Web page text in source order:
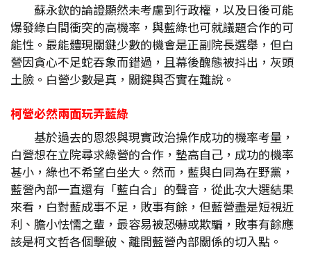
蘇永欽的論證顯然未考慮到行政權，以及日後可能
爆發綠白間衝突的高機率，與藍綠也可就議題合作的可
能性。最能體現關鍵少數的機會是正副院長選舉，但白
營因貪心不足蛇吞象而錯過，且幕後醜態被抖出，灰頭
土臉。白營少數是真，關鍵與否實在難說。
柯營必然兩面玩弄藍綠
基於過去的恩怨與現實政治操作成功的機率考量，
白營想在立院尋求綠營的合作，墊高自己，成功的機率
甚小，綠也不希望白坐大。然而，藍與白同為在野黨，
藍營內部一直還有「藍白合」的聲音，從此次大選結果
來看，白對藍成事不足，敗事有餘，但藍營盡是短視近
利、膽小怯懦之輩，最容易被恐嚇或欺騙，敗事有餘應
該是柯文哲各個擊破、離間藍營內部關係的切入點。